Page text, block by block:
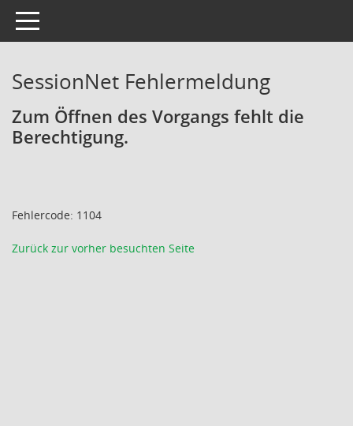
Toggle navigation
SessionNet Fehlermeldung
Zum Öffnen des Vorgangs fehlt die
Berechtigung.
Fehlercode: 1104
Zurück zur vorher besuchten Seite